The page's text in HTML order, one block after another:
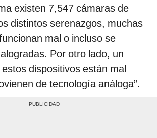
existen 7,547 cámaras de
distintos serenazgos, muchas
mal o incluso se
Por otro lado, un
dispositivos están mal
de tecnología análoga”.